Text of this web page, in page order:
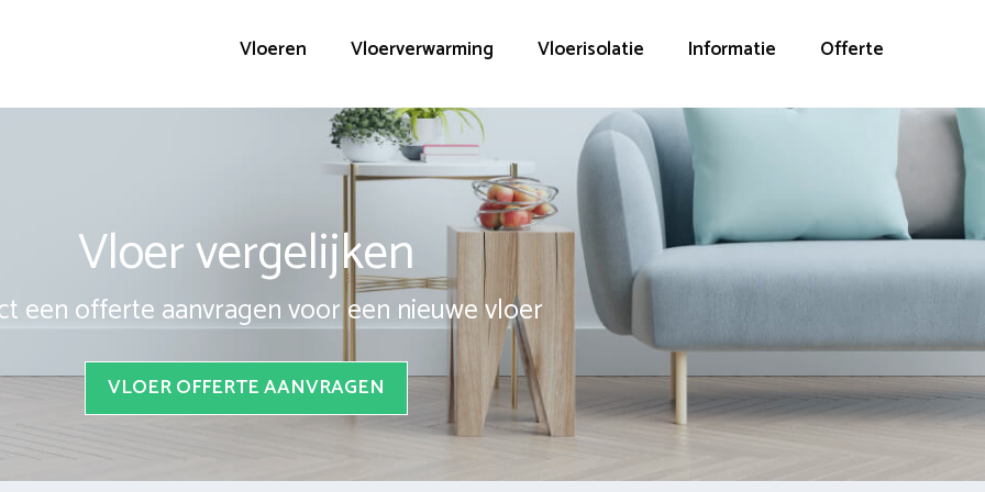
Vloeren Vloerverwarming Vloerisolatie Informatie Offerte
Vloer vergelijken
een offerte aanvragen voor een nieuwe vloer
VLOER OFFERTE AANVRAGEN